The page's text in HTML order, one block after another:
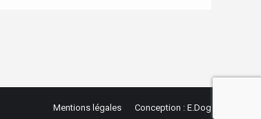
Mentions légales Conception : E.Dog